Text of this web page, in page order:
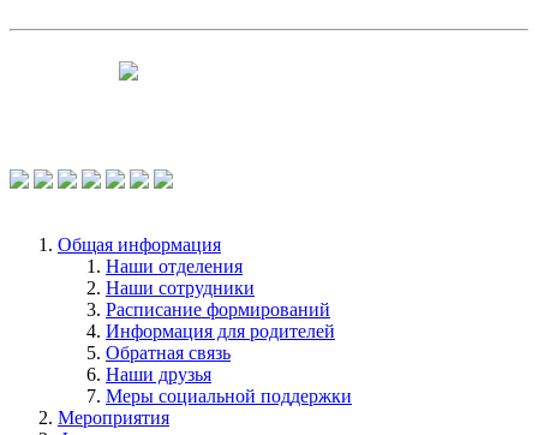
Общая информация
Наши отделения
Наши сотрудники
Расписание формирований
Информация для родителей
Обратная связь
Наши друзья
Меры социальной поддержки
Мероприятия